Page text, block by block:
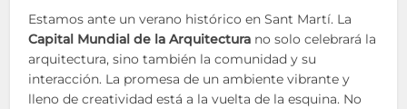
Estamos ante un verano histórico en Sant Martí. La
Capital Mundial de la Arquitectura no solo celebrará la
arquitectura, sino también la comunidad y su
interacción. La promesa de un ambiente vibrante y
lleno de creatividad está a la vuelta de la esquina. No